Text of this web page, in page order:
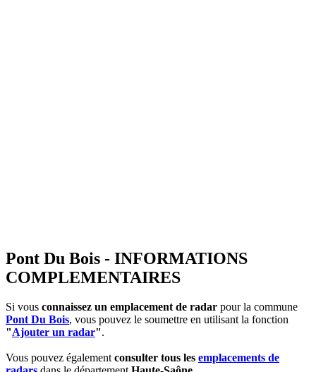
Pont Du Bois - INFORMATIONS
COMPLEMENTAIRES
Si vous connaissez un emplacement de radar pour la commune
Pont Du Bois, vous pouvez le soumettre en utilisant la fonction
"Ajouter un radar".
Vous pouvez égalementconsulter tous les emplacements de